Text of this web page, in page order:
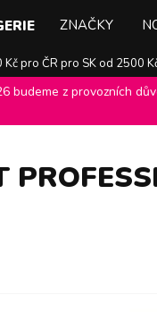
pro ČR pro SK od 2500
ZNAČKY
budeme z provozních
Péče o vlasy